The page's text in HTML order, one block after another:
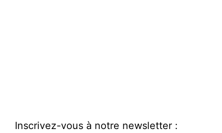
Inscrivez-vous à notre newsletter :